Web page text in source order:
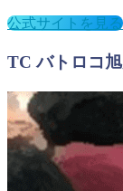
公式サイトを見る
TC バトロコ